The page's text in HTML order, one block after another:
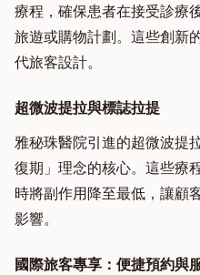
療程，確保患者在接受診療
旅遊或購物計劃。這些創新
代旅客設計。
超微波提拉與標誌拉提
雅秘珠醫院引進的超微波提
復期」理念的核心。這些療
時將副作用降至最低，讓顧
影響。
國際旅客專享：便捷預約與